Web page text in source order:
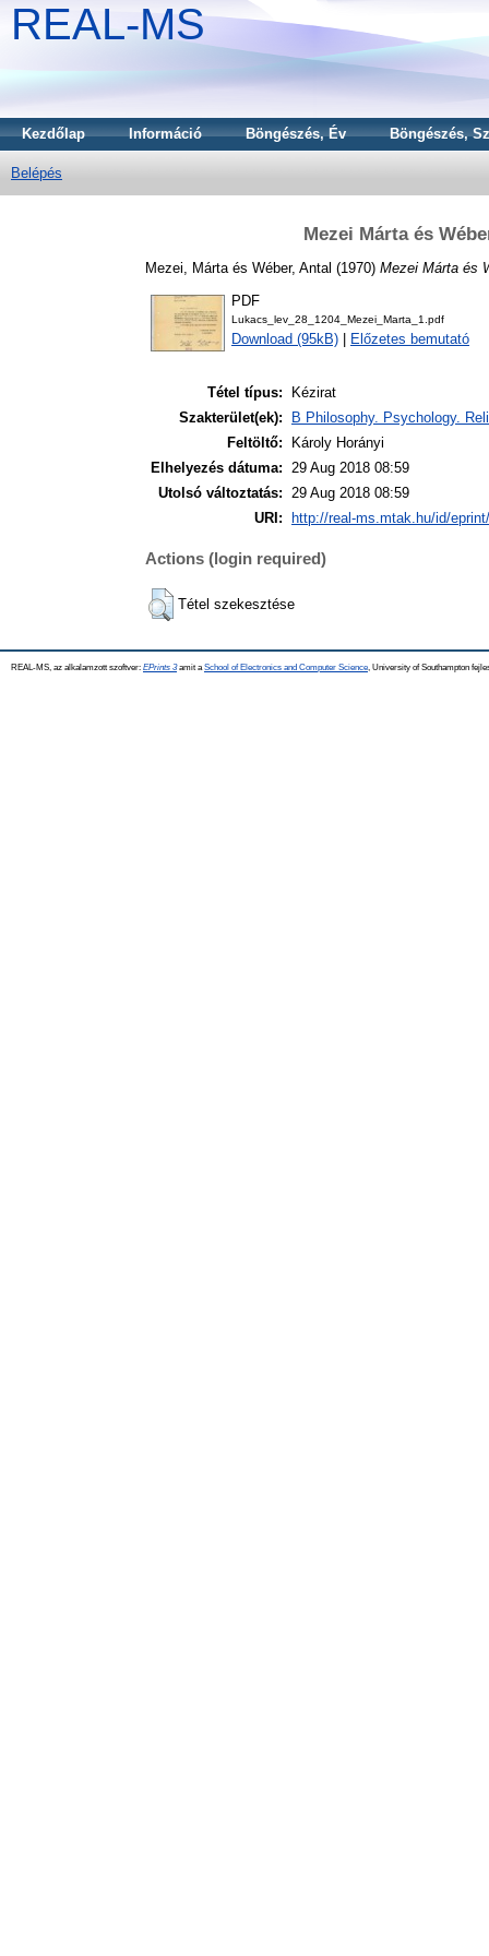
REAL-MS
Kezdőlap Információ Böngészés, Év Böngészés,
Belépés
Mezei Márta és
Mezei, Márta és Wéber, Antal (1970) Mezei Márta és
PDF
Lukacs_lev_28_1204_Mezei_Marta_1.pdf
Download (95kB) Előzetes bemutató
Tétel típus:
Kézirat
Szakterület(ek):
B Philosophy. Psychology.
Feltöltő:
Károly Horányi
Elhelyezés dátuma: 29 Aug 2018 08:59
Utolsó változtatás: 29 Aug 2018 08:59
URI:
http://real-ms.mtak.hu/id/
Actions (login required)
Tétel szekesztése
REAL-MS, az alkalamzott szoftver: EPrints 3amit a School of Electronics and Computer Science , University of Southampton